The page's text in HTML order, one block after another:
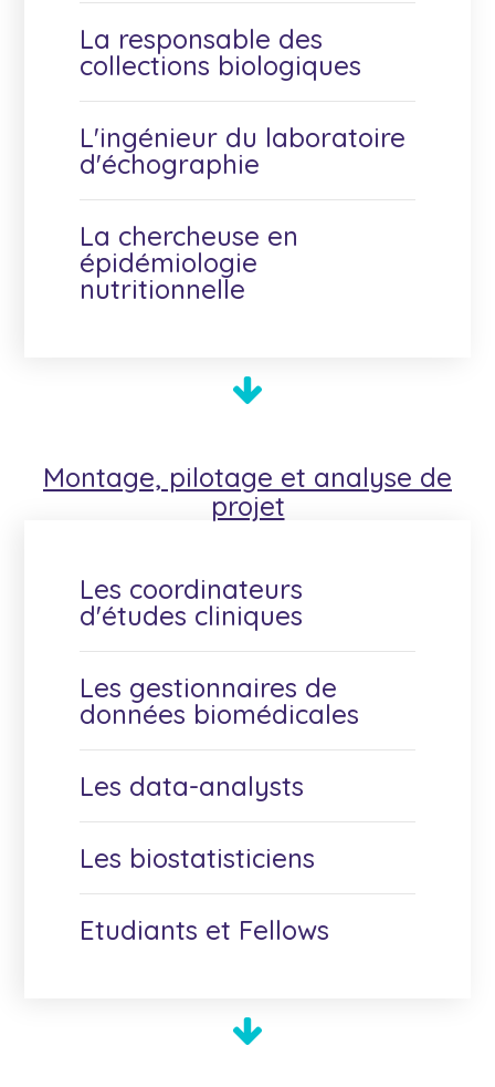
La responsable des
collections biologiques
L'ingénieur du laboratoire
d'échographie
La chercheuse en
épidémiologie
nutritionnelle
Montage, pilotage et analyse de
projet
Les coordinateurs
d'études cliniques
Les gestionnaires de
données biomédicales
Les data-analysts
Les biostatisticiens
Etudiants et Fellows